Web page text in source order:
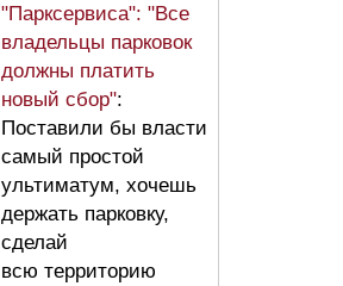
"Парксервиса": "Все
владельцы парковок
должны платить
новый сбор":
Поставили бы власти
самый простой
ультиматум, хочешь
держать парковку,
сделай
всю территорию